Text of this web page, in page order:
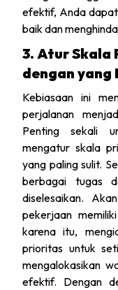
efektif, Anda
baik dan
3. Atur Skala
dengan yang
Kebiasaan ini
perjalanan
Penting sekali
mengatur skala
yang paling sulit.
berbagai tugas
diselesaikan.
pekerjaan
karena itu,
prioritas untuk
mengalokasikan
efektif. Dengan